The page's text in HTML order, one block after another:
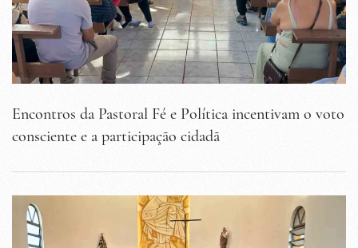
Encontros da Pastoral Fé e Política incentivam o voto
consciente e a participação cidadã